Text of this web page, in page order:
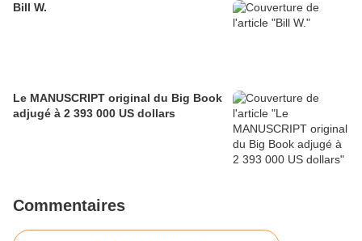
Bill W.
Le MANUSCRIPT original du Big Book
adjugé à 2 393 000 US dollars
Commentaires